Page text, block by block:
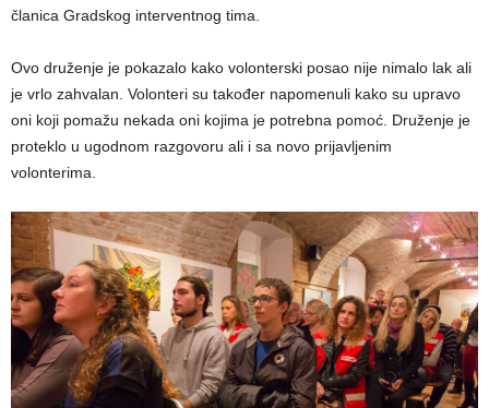
članica Gradskog interventnog tima.
Ovo druženje je pokazalo kako volonterski posao nije nimalo lak ali
je vrlo zahvalan. Volonteri su također napomenuli kako su upravo
oni koji pomažu nekada oni kojima je potrebna pomoć. Druženje je
proteklo u ugodnom razgovoru ali i sa novo prijavljenim
volonterima.